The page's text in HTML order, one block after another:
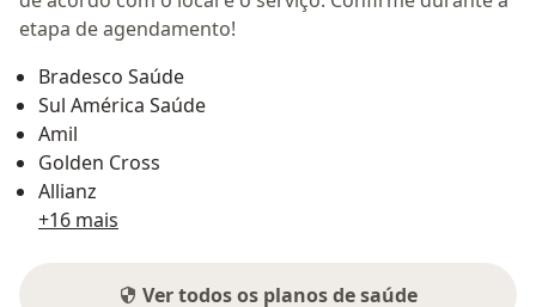
etapa de agendamento!
Bradesco Saúde
Sul América Saúde
Amil
Golden Cross
Allianz
+16 mais
Ver todos os planos de saúde